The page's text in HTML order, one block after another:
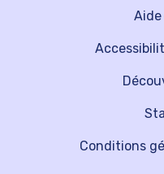
Conditions